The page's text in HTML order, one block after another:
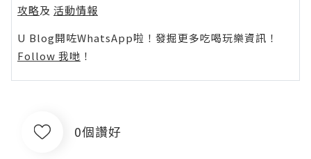
攻略及 活動情報
U Blog開咗WhatsApp啦！發掘更多吃喝玩樂資訊！
Follow 我哋 ！
0個讚好